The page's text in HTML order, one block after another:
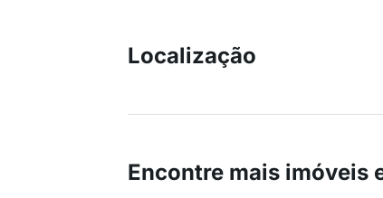
Localização
Encontre mais imóveis